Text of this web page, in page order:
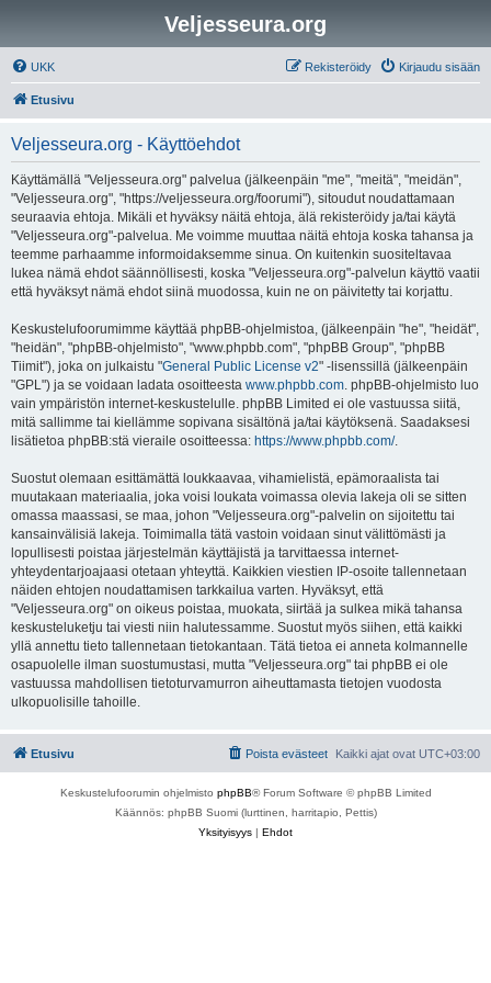
Veljesseura.org
UKK Kirjaudu sisään
Rekisteröidy
Etusivu
Veljesseura.org - Käyttöehdot
Käyttämällä "Veljesseura.org" palvelua (jälkeenpäin "me", "meitä", "meidän",
"Veljesseura.org", "https://veljesseura.org/foorumi"), sitoudut noudattamaan
seuraavia ehtoja. Mikäli et hyväksy näitä ehtoja, älä rekisteröidy ja/tai käytä
"Veljesseura.org"-palvelua. Me voimme muuttaa näitä ehtoja koska tahansa ja
teemme parhaamme informoidaksemme sinua. On kuitenkin suositeltavaa
lukea nämä ehdot säännöllisesti, koska "Veljesseura.org"-palvelun käyttö vaatii
että hyväksyt nämä ehdot siinä muodossa, kuin ne on päivitetty tai korjattu.
Keskustelufoorumimme käyttää phpBB-ohjelmistoa, (jälkeenpäin "he", "heidät",
"heidän", "phpBB-ohjelmisto", "www.phpbb.com", "phpBB Group", "phpBB
Tiimit"), joka on julkaistu "General Public License v2" -lisenssillä (jälkeenpäin
"GPL") ja se voidaan ladata osoitteesta www.phpbb.com. phpBB-ohjelmisto luo
vain ympäristön internet-keskustelulle. phpBB Limited ei ole vastuussa siitä,
mitä sallimme tai kiellämme sopivana sisältönä ja/tai käytöksenä. Saadaksesi
lisätietoa phpBB:stä vieraile osoitteessa: https://www.phpbb.com/.
Suostut olemaan esittämättä loukkaavaa, vihamielistä, epämoraalista tai
muutakaan materiaalia, joka voisi loukata voimassa olevia lakeja oli se sitten
omassa maassasi, se maa, johon "Veljesseura.org"-palvelin on sijoitettu tai
kansainvälisiä lakeja. Toimimalla tätä vastoin voidaan sinut välittömästi ja
lopullisesti poistaa järjestelmän käyttäjistä ja tarvittaessa internet-
yhteydentarjoajaasi otetaan yhteyttä. Kaikkien viestien IP-osoite tallennetaan
näiden ehtojen noudattamisen tarkkailua varten. Hyväksyt, että
"Veljesseura.org" on oikeus poistaa, muokata, siirtää ja sulkea mikä tahansa
keskusteluketju tai viesti niin halutessamme. Suostut myös siihen, että kaikki
yllä annettu tieto tallennetaan tietokantaan. Tätä tietoa ei anneta kolmannelle
osapuolelle ilman suostumustasi, mutta "Veljesseura.org" tai phpBB ei ole
vastuussa mahdollisen tietoturvamurron aiheuttamasta tietojen vuodosta
ulkopuolisille tahoille.
Etusivu Kaikki ajat ovat UTC+03:00
Poista evästeet
Keskustelufoorumin ohjelmisto phpBB® Forum Software © phpBB Limited
Käännös: phpBB Suomi (lurttinen, harritapio, Pettis)
Yksityisyys | Ehdot